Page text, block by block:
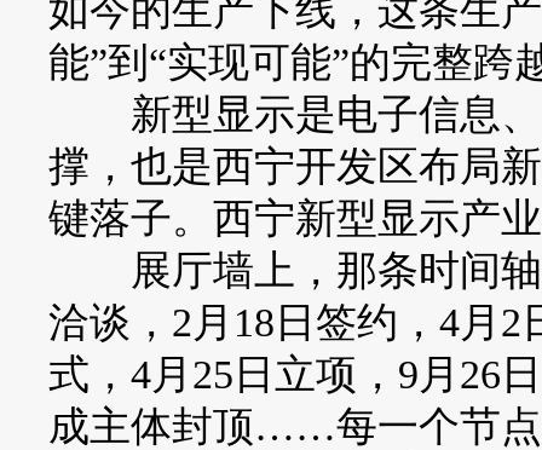
如今的生产下线，这条生
能”到“实现可能”的完整跨
新型显示是电子信息、
撑，也是西宁开发区布局
键落子。西宁新型显示产
展厅墙上，那条时间轴
洽谈，2月18日签约，4月
式，4月25日立项，9月26
成主体封顶……每一个节